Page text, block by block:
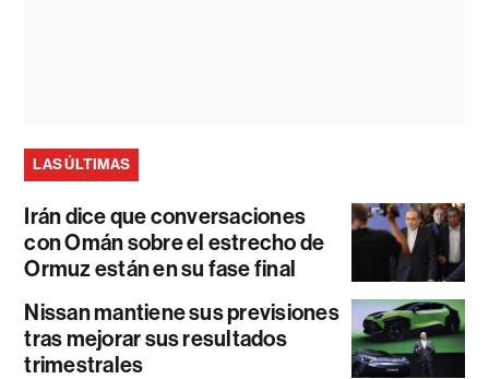
LAS ÚLTIMAS
Irán dice que conversaciones
con Omán sobre el estrecho de
Ormuz están en su fase final
Nissan mantiene sus previsiones
tras mejorar sus resultados
trimestrales